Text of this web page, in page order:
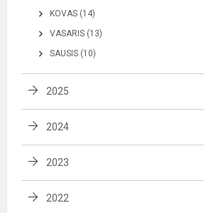
KOVAS (14)
VASARIS (13)
SAUSIS (10)
2025
2024
2023
2022